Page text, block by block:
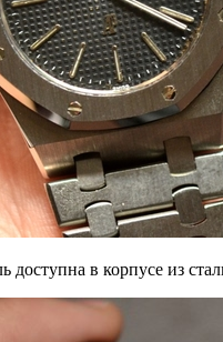
доступна в корпусе из